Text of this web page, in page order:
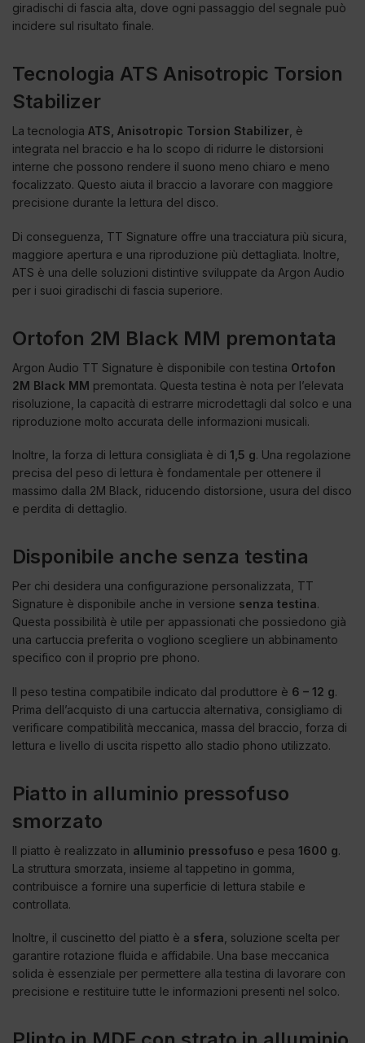
giradischi di fascia alta, dove ogni passaggio del segnale può
incidere sul risultato finale.
Tecnologia ATS Anisotropic Torsion
Stabilizer
La tecnologia ATS, Anisotropic Torsion Stabilizer, è
integrata nel braccio e ha lo scopo di ridurre le distorsioni
interne che possono rendere il suono meno chiaro e meno
focalizzato. Questo aiuta il braccio a lavorare con maggiore
precisione durante la lettura del disco.
Di conseguenza, TT Signature offre una tracciatura più sicura,
maggiore apertura e una riproduzione più dettagliata. Inoltre,
ATS è una delle soluzioni distintive sviluppate da Argon Audio
per i suoi giradischi di fascia superiore.
Ortofon 2M Black MM premontata
Argon Audio TT Signature è disponibile con testina Ortofon
2M Black MM premontata. Questa testina è nota per l’elevata
risoluzione, la capacità di estrarre microdettagli dal solco e una
riproduzione molto accurata delle informazioni musicali.
Inoltre, la forza di lettura consigliata è di 1,5 g. Una regolazione
precisa del peso di lettura è fondamentale per ottenere il
massimo dalla 2M Black, riducendo distorsione, usura del disco
e perdita di dettaglio.
Disponibile anche senza testina
Per chi desidera una configurazione personalizzata, TT
Signature è disponibile anche in versione senza testina.
Questa possibilità è utile per appassionati che possiedono già
una cartuccia preferita o vogliono scegliere un abbinamento
specifico con il proprio pre phono.
Il peso testina compatibile indicato dal produttore è 6 – 12 g.
Prima dell’acquisto di una cartuccia alternativa, consigliamo di
verificare compatibilità meccanica, massa del braccio, forza di
lettura e livello di uscita rispetto allo stadio phono utilizzato.
Piatto in alluminio pressofuso
smorzato
Il piatto è realizzato in alluminio pressofuso e pesa 1600 g.
La struttura smorzata, insieme al tappetino in gomma,
contribuisce a fornire una superficie di lettura stabile e
controllata.
Inoltre, il cuscinetto del piatto è a sfera , soluzione scelta per
garantire rotazione fluida e affidabile. Una base meccanica
solida è essenziale per permettere alla testina di lavorare con
precisione e restituire tutte le informazioni presenti nel solco.